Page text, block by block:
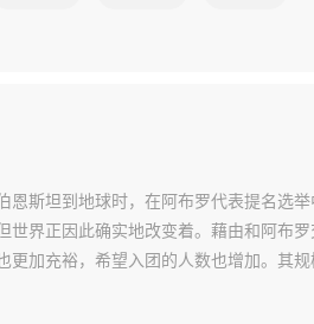
恩斯坦到地球时，在阿布罗代表提名选
世界正因此确实地改变着。藉由和阿布
更加充裕，希望入团的人数也增加。其